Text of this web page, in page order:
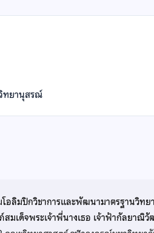
ทยานุสรณ์
อลิมปิกวิชาการและพัฒนามาตรฐานวิทย
มเด็จพระเจ้าพี่นางเธอ เจ้าฟ้ากัลยาณิ